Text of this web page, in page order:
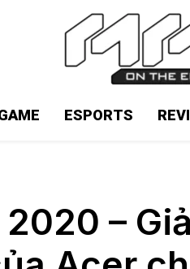
ESPORTS
–